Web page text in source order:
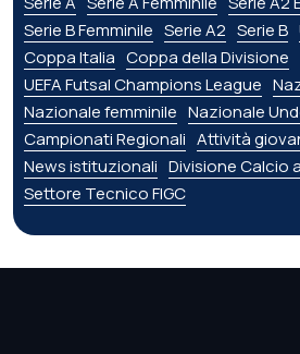
Serie B Femminile Serie A2 Serie B
Coppa Italia Coppa della Divisione
UEFA Futsal Champions League
Nazionale femminile Nazionale
Campionati Regionali Attività
News istituzionali Divisione Calcio
Settore Tecnico FIGC